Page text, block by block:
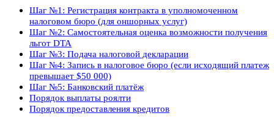
Шаг №1: Регистрация контракта в уполномоченном
налоговом бюро (для оншорных услуг)
Шаг №2: Самостоятельная оценка возможности получения
льгот DTA
Шаг №3: Подача налоговой декларации
Шаг №4: Запись в налоговое бюро (если исходящий платеж
превышает $50 000)
Шаг №5: Банковский платёж
Порядок выплаты роялти
Порядок предоставления кредитов